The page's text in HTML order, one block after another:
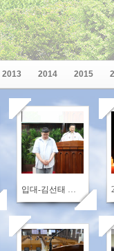
2013 2014 2015
586